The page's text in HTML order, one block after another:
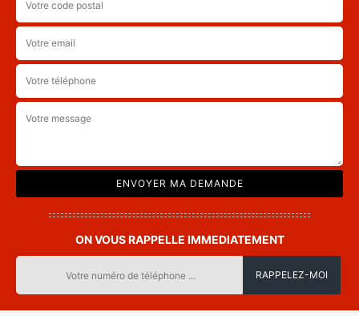
ON VOUS RAPPELLE IMMEDIATEMENT